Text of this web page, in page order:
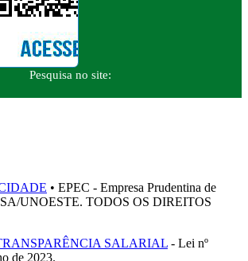
Pesquisa no site:
• EPEC - Empresa Prudentina de
SA/UNOESTE. TODOS OS DIREITOS
SALARIAL - Lei nº
de 2023.